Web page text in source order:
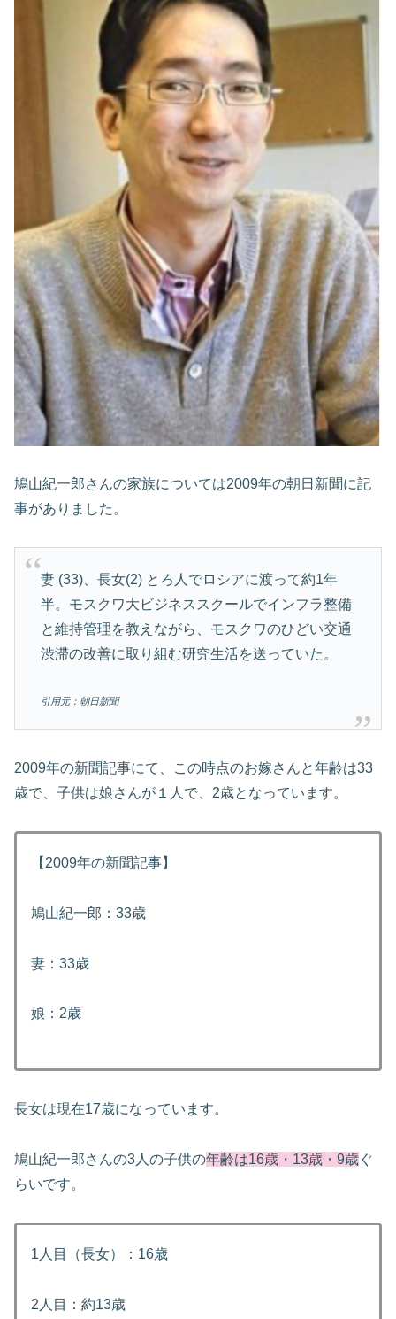
鳩山紀一郎さんの家族については2009年の朝日新聞に記
事がありました。
妻 (33)、長女(2) とろ人でロシアに渡って約1年
半。モスクワ大ビジネススクールでインフラ整備
と維持管理を教えながら、モスクワのひどい交通
渋滞の改善に取り組む研究生活を送っていた。
引用元：朝日新聞
2009年の新聞記事にて、この時点のお嫁さんと年齢は33
歳で、子供は娘さんが１人で、2歳となっています。
【2009年の新聞記事】
鳩山紀一郎：33歳
妻：33歳
娘：2歳
長女は現在17歳になっています。
鳩山紀一郎さんの3人の子供の年齢は16歳・13歳・9歳ぐ
らいです。
1人目（長女）：16歳
2人目：約13歳